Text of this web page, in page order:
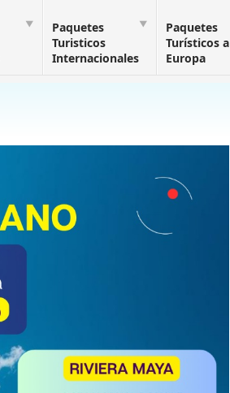
Paquetes
Turisticos
Internacionales
Paquetes
Turísticos a
Europa